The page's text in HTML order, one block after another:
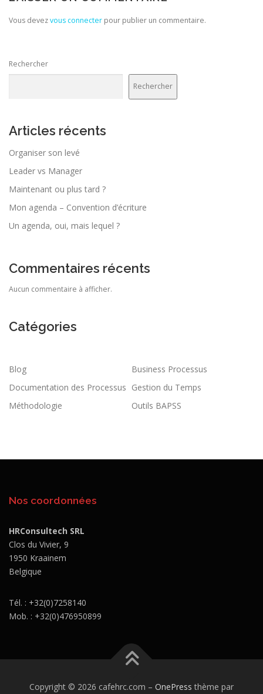
Vous devezvous connecter pour publier un commentaire.
Rechercher
Rechercher
Articles récents
Organiser son levé
Leader vs Manager
Maintenant ou plus tard ?
Mon agenda – Convention d’écriture
Un agenda, oui, mais lequel ?
Commentaires récents
Aucun commentaire à afficher.
Catégories
Blog
Business Processus
Documentation des Processus Gestion du Temps
Méthodologie
Outils BAPSS
Nos coordonnées
HRConsultech SRL
Clos du Vivier, 9
1950 Kraainem
Belgique
Tél. : +32(0)7258140
Mob. : +32(0)476950899
Copyright © 2026 cafehrc.com – OnePress thème par